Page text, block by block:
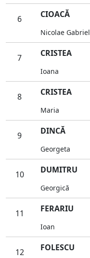
6 CIOACĂ
Nicolae Gabriel
7 CRISTEA
Ioana
8 CRISTEA
Maria
9 DINCĂ
Georgeta
10 DUMITRU
Georgică
11 FERARIU
Ioan
12 FOLESCU